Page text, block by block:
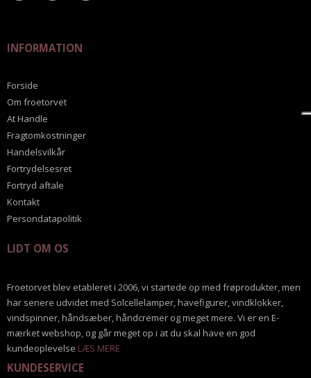
INFORMATION
Forside
Om froetorvet
At Handle
Fragtomkostninger
Handelsvilkår
Fortrydelsesret
Fortryd aftale
Kontakt
Persondatapolitik
LIDT OM OS
Froetorvet blev etableret i 2006, vi startede op med frøprodukter, men
har senere udvidet med Solcellelamper, havefigurer, vindklokker,
vindspinner, håndsæber, håndcremer og meget mere. Vi er en E-
mærket webshop, og går meget op i at du skal have en god
kundeoplevelse LÆS MERE
KUNDESERVICE